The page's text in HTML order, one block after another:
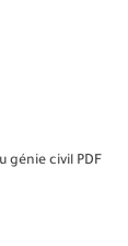
génie civil PDF